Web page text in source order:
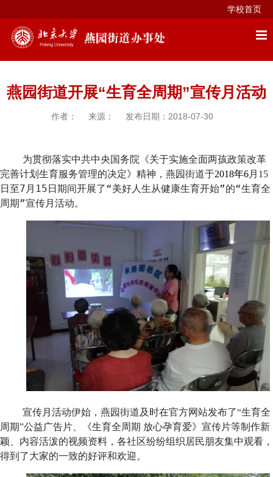
学校首页
燕园街道开展“生育全周期”宣传月活动
作者： 来源： 发布日期：2018-07-30
为贯彻落实中共中央国务院《关于实施全面两孩政策改革
完善计划生育服务管理的决定》精神，燕园街道于2018年6月15
日至7月15日期间开展了“美好人生从健康生育开始”的“生育全
周期”宣传月活动。
宣传月活动伊始，燕园街道及时在官方网站发布了“生育全
周期”公益广告片、《生育全周期 放心孕育爱》宣传片等制作新
颖、内容活泼的视频资料，各社区纷纷组织居民朋友集中观看，
得到了大家的一致的好评和欢迎。